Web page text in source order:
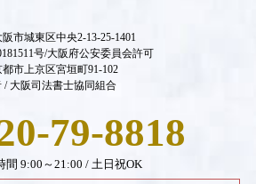
市城東区中央2-13-25-1401
号/大阪府公安委員会許可
市上京区宮垣町91-102
大阪司法書士協同組合
79-8818
間 9:00～21:00 / 土日祝OK